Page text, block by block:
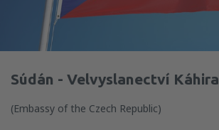
Súdán - Velvyslanectví Káhira
(Embassy of the Czech Republic)